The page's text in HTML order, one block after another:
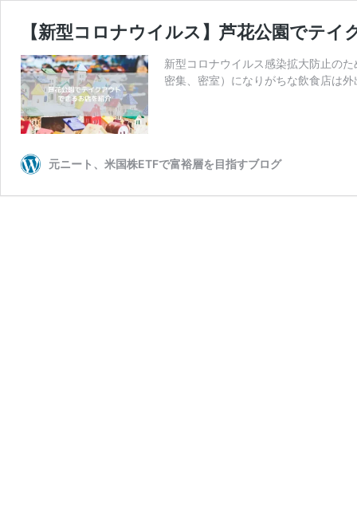
【新型コロナウイルス】芦花公園でテ
新型コロナウイルス感染拡大防止の
密集、密室）になりがちな飲食店は
元ニート、米国株ETFで富裕層を目指すブログ